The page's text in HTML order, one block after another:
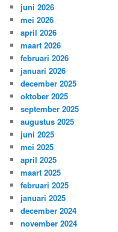
juni 2026
mei 2026
april 2026
maart 2026
februari 2026
januari 2026
december 2025
oktober 2025
september 2025
augustus 2025
juni 2025
mei 2025
april 2025
maart 2025
februari 2025
januari 2025
december 2024
november 2024